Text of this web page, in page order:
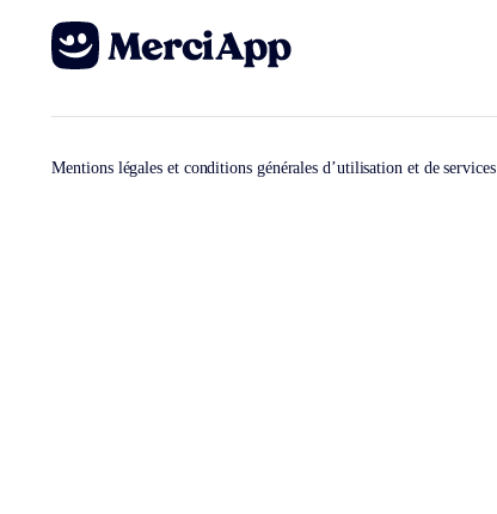
Mentions légales et conditions générales d’utilisation et de services